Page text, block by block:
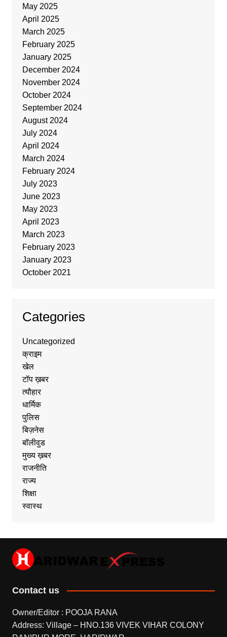
May 2025
April 2025
March 2025
February 2025
January 2025
December 2024
November 2024
October 2024
September 2024
August 2024
July 2024
April 2024
March 2024
February 2024
July 2023
June 2023
May 2023
April 2023
March 2023
February 2023
January 2023
October 2021
Categories
Uncategorized
क्राइम
खेल
टॉप ख़बर
त्यौहार
धार्मिक
पुलिस
बिज़नेस
बॉलीवुड
मुख्य ख़बर
राजनीति
राज्य
शिक्षा
स्वास्थ
Contact us
Owner/Editor : POOJA RANA
Address: Village – HNO.136 VIVEK VIHAR COLONY